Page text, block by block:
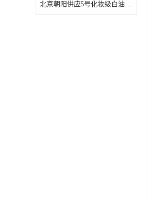
北京朝阳供应5号化妆级白油纺织时的润滑剂